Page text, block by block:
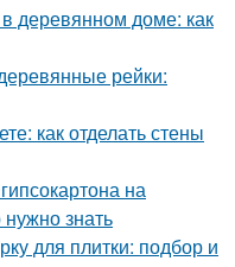
деревянном доме: как
рейки:
как отделать стены
на
знать
для плитки: подбор и